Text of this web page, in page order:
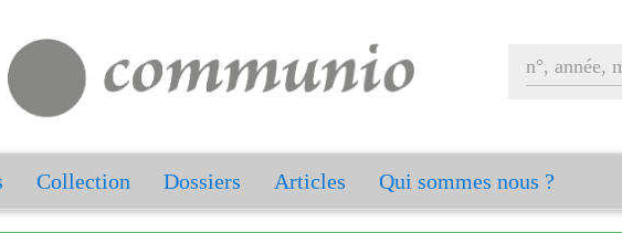
Collection Dossiers Articles Qui sommes nous ?